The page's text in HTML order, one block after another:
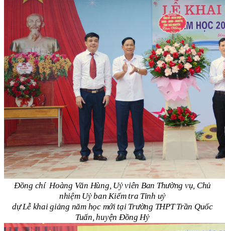
Đồng chí Hoàng Văn Hùng, Uỷ viên Ban Thường vụ, Chủ
nhiệm Uỷ ban Kiểm tra Tỉnh uỷ
dự Lễ khai giảng năm học mới tại Trường THPT Trần Quốc
Tuấn, huyện Đồng Hỷ